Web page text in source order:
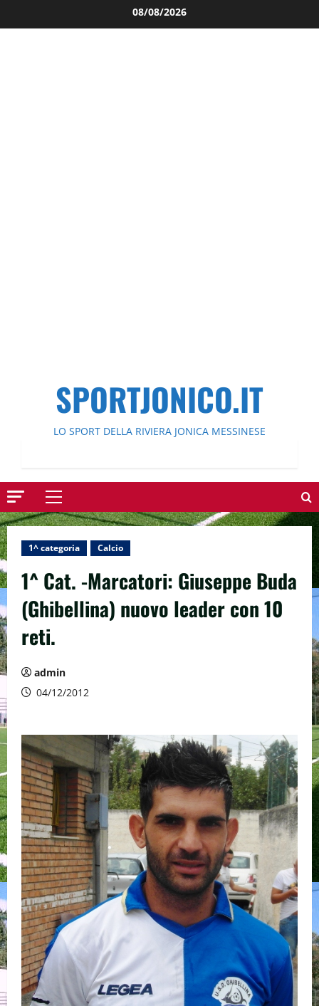
al
08/08/2026
SPORTJONICO.IT
LO SPORT DELLA RIVIERA JONICA MESSINESE
Menu
principale
1^ categoria Calcio
1^ Cat. -Marcatori: Giuseppe Buda
(Ghibellina) nuovo leader con 10
reti.
admin
04/12/2012